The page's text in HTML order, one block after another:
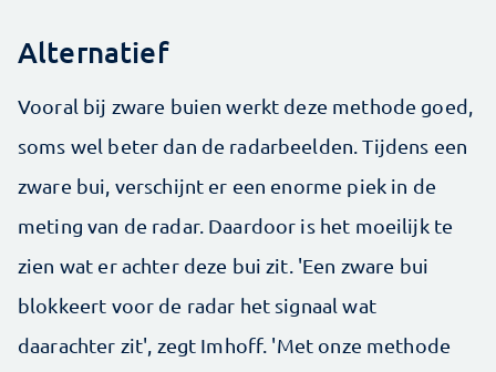
Alternatief
Vooral bij zware buien werkt deze methode goed,
soms wel beter dan de radarbeelden. Tijdens een
zware bui, verschijnt er een enorme piek in de
meting van de radar. Daardoor is het moeilijk te
zien wat er achter deze bui zit. 'Een zware bui
blokkeert voor de radar het signaal wat
daarachter zit', zegt Imhoff. 'Met onze methode